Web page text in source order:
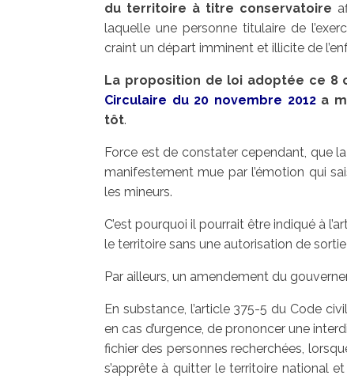
du territoire à titre conservatoire
laquelle une personne titulaire de
craint un départ imminent et illicite de
La proposition de loi adoptée ce 8
Circulaire du 20 novembre 2012a
tôt.
Force est de constater cependant, que
manifestement mue par l’émotion qui
les mineurs.
C’est pourquoi il pourrait être indiqué à
le territoire sans une autorisation de
Par ailleurs, un amendement du
En substance, l’article 375-5 du Code
en cas d’urgence, de prononcer une
fichier des personnes recherchées,
s’apprête à quitter le territoire national